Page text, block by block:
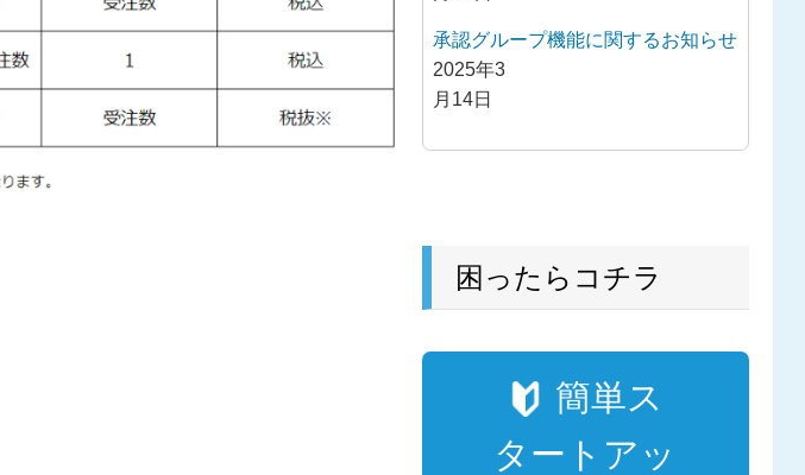
承認グループ機能に関するお知らせ
2025年3
月14日
困ったらコチラ
簡単ス
タートアッ